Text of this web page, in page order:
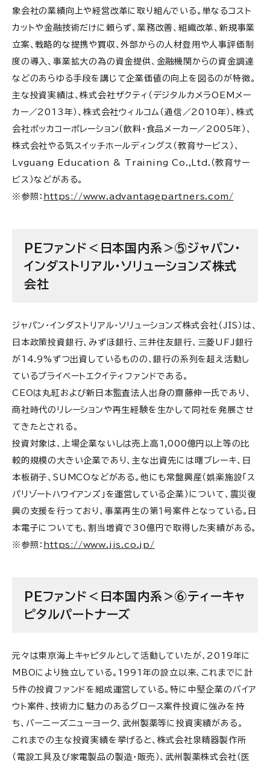
象会社の業績向上や経営改革に取り組んでいる。単なるコスト
カットや金融技術だけに頼らず、業務改善、組織改革、新規事業
立案、戦略的な提携や買収、外部からの人材登用や人事評価制
度の導入、事業拡大の為の資金提供、金融機関からの資金調達
などのあらゆる手段を講じて企業価値の向上を図るのが特徴。
主な投資実績は、株式会社ザクティ（デジタルカメラOEMメー
カー／2013年）、株式会社ウィルコム（通信／2010年）、株式
会社ポッカコーポレーション（飲料・食品メーカー／2005年）、
株式会社やる気スイッチホールディングス（教育サービス）、
Lvguang Education & Training Co.,Ltd.（教育サー
ビス）などがある。
※参照： https://www.advantagepartners.com/
PEファンド＜日本国内系＞⑤ジャパン・
インダストリアル・ソリューションズ株式
会社
ジャパン・インダストリアル・ソリューションズ株式会社（JIS）は、
日本政策投資銀行、みずほ銀行、三井住友銀行、三菱UFJ銀行
が14.9%ずつ出資しているものの、銀行の系列を超え活動し
ているプライベートエクイティファンドである。
CEOは丸紅および新日本監査法人出身の齋藤伸一氏であり、
商社時代のリレーションや再生経験を生かして同社を発展させ
てきたとされる。
投資対象は、上場企業ないしは売上高1,000億円以上等の比
較的規模の大きい企業であり、主な出資先には曙ブレーキ、日
本板硝子、SUMCOなどがある。他にも常盤興産（娯楽施設「ス
パリゾートハワイアンズ」を運営している企業）について、震災復
興の支援を行っており、事業再生の第１号案件となっている。日
本電子についても、割当増資で30億円で取得した実績がある。
※参照： https://www.jis.co.jp/
PEファンド＜日本国内系＞⑥ティーキャ
ピタルパートナーズ
元々は東京海上キャピタルとして活動していたが、2019年に
MBOにより独立している。1991年の設立以来、これまでに計
5件の投資ファンドを組成運営している。特に中堅企業のバイア
ウト案件、技術力に魅力のあるグロース案件投資に強みを持
ち、バーニーズニューヨーク、武州製薬等に投資実績がある。
これまでの主な投資実績を挙げると、株式会社泉精器製作所
（電設工具及び家電製品の製造・販売）、武州製薬株式会社（医